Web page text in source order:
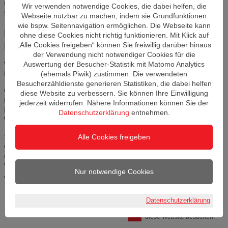
unabhängige Grundlage für eine fundierte Bildungsentscheidung
schaffen.
Individuelle Beratung - vertraulich,
neutral, kostenfrei!
Wir beraten Beschäftigte, Unternehmen und Selbstständige aus
Brandenburg.
Orientiert an Ihrem individuellen Bedarf unterstützen wir Sie bei der
Formulierung beruflicher und betrieblicher
Entwicklungsmöglichkeiten und beraten zu passenden
Weiterbildungs- und Förderangeboten.
Sie wünschen sich eine individuelle Beratung? Bitte nutzen Sie
unsere
, um
uns Ihre ersten Überlegungen und
Weiterbildungsanliegen mitzuteilen. Wir melden uns innerhalb von 2
Arbeitstagen
diese Website besuchen.
Wir verwenden notwendige Cookies, die dabei helfen, die
Webseite nutzbar zu machen, indem sie Grundfunktionen
wie bspw. Seitennavigation ermöglichen. Die Webseite kann
ohne diese Cookies nicht richtig funktionieren. Mit Klick auf
„Alle Cookies freigeben“ können Sie freiwillig darüber hinaus
der Verwendung nicht notwendiger Cookies für die
Auswertung der Besucher-Statistik mit Matomo Analytics
(ehemals Piwik) zustimmen. Die verwendeten
Besucherzähldienste generieren Statistiken, die dabei helfen
diese Website zu verbessern. Sie können Ihre Einwilligung
jederzeit widerrufen. Nähere Informationen können Sie der
Datenschutzerklärung entnehmen.
Alle Cookies freigeben
Nur notwendige Cookies
Datenschutzerklärung